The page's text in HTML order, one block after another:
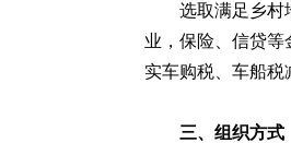
选取满足乡村
业，保险、信贷
实车购税、车船税
三、组织方式